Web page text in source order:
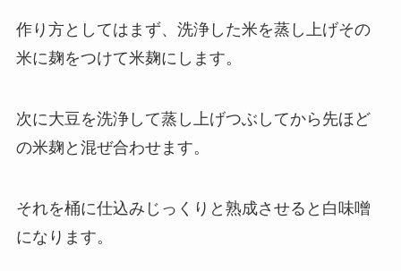
作り方としてはまず、洗浄した米を蒸し上げその
米に麹をつけて米麹にします。
次に大豆を洗浄して蒸し上げつぶしてから先ほど
の米麹と混ぜ合わせます。
それを桶に仕込みじっくりと熟成させると白味噌
になります。